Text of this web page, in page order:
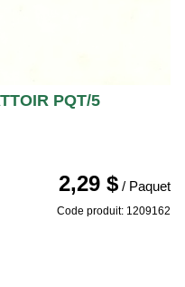
PQT/5
2,29 $ / Paquet
Code produit: 1209162